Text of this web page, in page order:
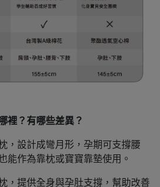
裡？有哪些差異？
，設計成彎月形，孕期可支撐腰
能作為靠枕或寶寶靠墊使用。
，提供全身與孕肚支撐，幫助改善